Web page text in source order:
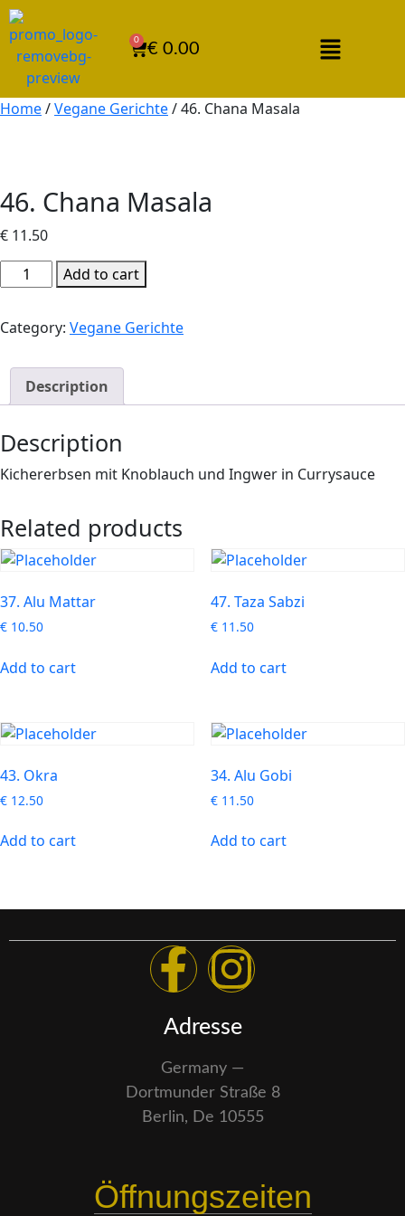
€ 0.00
0
Home/Vegane Gerichte/ 46. Chana Masala
46. Chana Masala
€ 11.50
Add to cart
Category: Vegane Gerichte
Description
Description
Kichererbsen mit Knoblauch und Ingwer in Currysauce
Related products
37. Alu Mattar
€ 10.50
Add to cart
47. Taza Sabzi
€11.50
Add to cart
43. Okra
€ 12.50
Add to cart
34. Alu Gobi
€11.50
Add to cart
Adresse
Germany —
Dortmunder Straße 8
Berlin, De 10555
Öffnungszeiten